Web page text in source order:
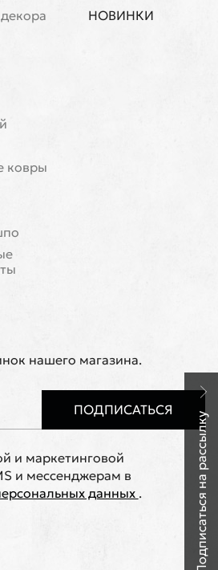
ковры
НОВИНКИ
нашего магазина.
ПОДПИСАТЬСЯ
и маркетинговой
и мессенджерам в
данных . Подписаться на рассылку